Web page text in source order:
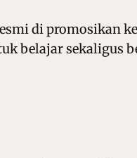
di promosikan
belajar sekaligus